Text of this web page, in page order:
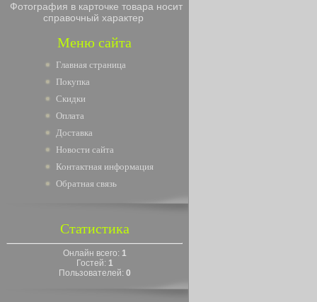
Фотография в карточке товара носит
справочный характер
Меню сайта
Главная страница
Покупка
Скидки
Оплата
Доставка
Новости сайта
Контактная информация
Обратная связь
Статистика
Онлайн всего: 1
Гостей: 1
Пользователей: 0